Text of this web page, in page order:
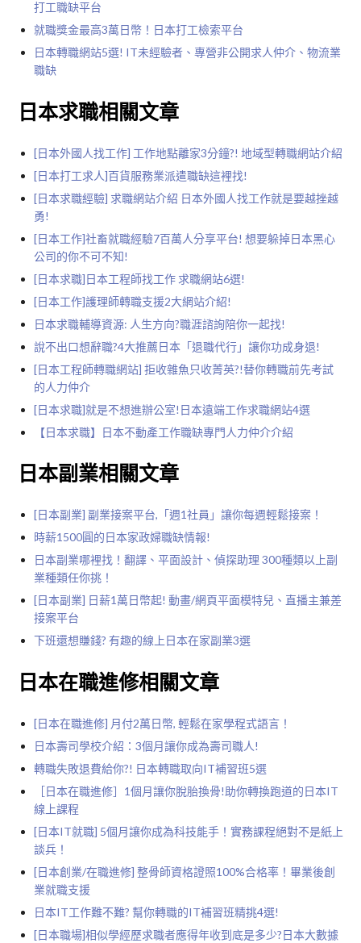
打工職缺平台
就職獎金最高3萬日幣！日本打工檢索平台
日本轉職網站5選! IT未經驗者、專營非公開求人仲介、物流業
職缺
日本求職相關文章
[日本外國人找工作] 工作地點離家3分鐘?! 地域型轉職網站介紹
[日本打工求人]百貨服務業派遣職缺這裡找!
[日本求職經驗] 求職網站介紹 日本外國人找工作就是要越挫越
勇!
[日本工作]社畜就職經驗7百萬人分享平台! 想要躲掉日本黑心
公司的你不可不知!
[日本求職]日本工程師找工作 求職網站6選!
[日本工作]護理師轉職支援2大網站介紹!
日本求職輔導資源: 人生方向?職涯諮詢陪你一起找!
說不出口想辭職?4大推薦日本「退職代行」讓你功成身退!
[日本工程師轉職網站] 拒收雜魚只收菁英?!替你轉職前先考試
的人力仲介
[日本求職]就是不想進辦公室!日本遠端工作求職網站4選
【日本求職】日本不動產工作職缺專門人力仲介介紹
日本副業相關文章
[日本副業] 副業接案平台,「週1社員」讓你每週輕鬆接案！
時薪1500圓的日本家政婦職缺情報!
日本副業哪裡找！翻譯、平面設計、偵探助理 300種類以上副
業種類任你挑！
[日本副業] 日薪1萬日幣起! 動畫/網頁平面模特兒、直播主兼差
接案平台
下班還想賺錢? 有趣的線上日本在家副業3選
日本在職進修相關文章
[日本在職進修] 月付2萬日幣, 輕鬆在家學程式語言！
日本壽司學校介紹：3個月讓你成為壽司職人!
轉職失敗退費給你?! 日本轉職取向IT補習班5選
［日本在職進修］1個月讓你脫胎換骨!助你轉換跑道的日本IT
線上課程
[日本IT就職] 5個月讓你成為科技能手！實務課程絕對不是紙上
談兵！
[日本創業/在職進修] 整骨師資格證照100%合格率！畢業後創
業就職支援
日本IT工作難不難? 幫你轉職的IT補習班精挑4選!
[日本職場]相似學經歷求職者應得年收到底是多少?日本大數據